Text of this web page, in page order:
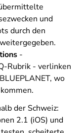
und
durch den
-
Rubrik - verlinken
wo
der Schweiz:
2.1 (iOS) und